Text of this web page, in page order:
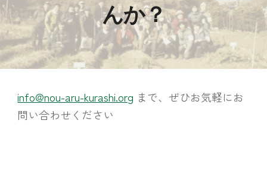
んか？
info@nou-aru-kurashi.org まで、ぜひお気軽にお
問い合わせください